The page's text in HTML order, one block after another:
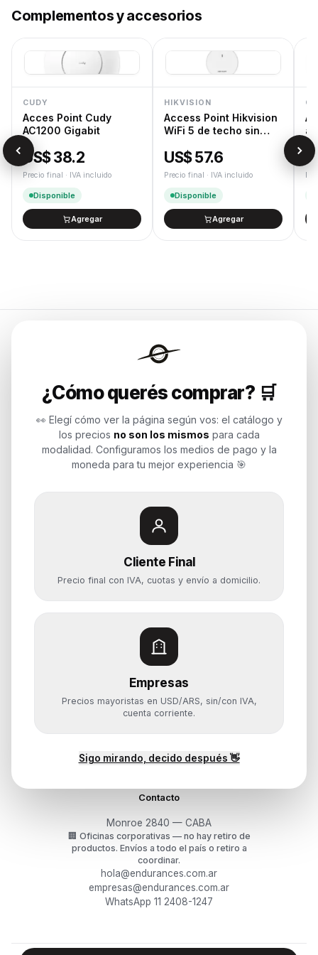
Complementos y accesorios
CUDY
Acces Point Cudy
AC1200 Gigabit
US$ 38.2
Precio final · IVA incluido
Disponible
Agregar
HIKVISION
Access Point Hikvision
WiFi 5 de techo sin
US$ 57.6
Precio final · IVA incluido
Disponible
Agregar
a
¿Cómo querés comprar? 🛒
👀 Elegí cómo ver la página según vos: el catálogo y
los precios no son los mismos para cada
modalidad. Configuramos los medios de pago y la
moneda para tu mejor experiencia 🎯
Cliente Final
Precio final con IVA, cuotas y envío a domicilio.
Empresas
Precios mayoristas en USD/ARS, sin/con IVA,
cuenta corriente.
Sigo mirando, decido después 👋
Endurances
Soluciones de tecnología para
Potenciamos tu mundo.
Time to work
Categorías
Notebooks
Computadoras y PCs
Componentes
Almacenamiento
Monitores y Pantallas
Ayuda
Mis pedidos
¿Cómo querés comprar?
Contacto
Monroe 2840 — CABA
🏢 Oficinas corporativas — no hay retiro de
productos. Envíos a todo el país o retiro a
coordinar.
hola@endurances.com.ar
empresas@endurances.com.ar
WhatsApp 11 2408-1247